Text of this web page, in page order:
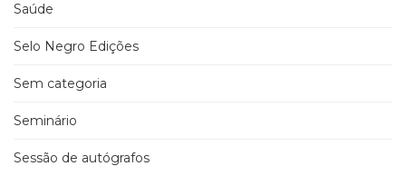
Saúde
Selo Negro Edições
Sem categoria
Seminário
Sessão de autógrafos